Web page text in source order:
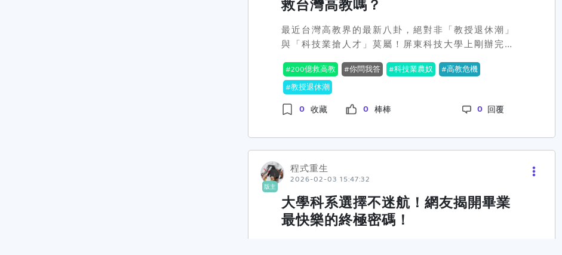
談。再者，這樣的改革會讓學術界的排名體制受到什
標雖然容易執行，但貢獻度的範圍要怎麼界定真的很
難。教育部長鄭英耀倒是提到，要多考慮研究、教
學、服務這三個面向，他認為學術的目的不單在於論
文的數字，而是更深層次的社會效益。有人說這是好
事，可以讓教育與實務貼近，甚至培養出能立即投入
產業的學生。網路上大家的反應其實也蠻有趣的。有
些人很支持這種看長遠的改革，覺得可以改變以往以
這怎麼可能真的實現，政策只不過是一層薄粉，別還
沒走幾步就又撤了」。看樣子，無論如何，這場關於
學術貢獻度的討論還有的鬧呢。🙄那麼，你覺得學術
說服了嗎？🤔
救台灣高教嗎？
最近台灣高教界的最新八卦，絕對非「教授退休潮」
與「科技業搶人才」莫屬！屏東科技大學上剛辦完的
大會，所有人都在搶著講教授退休潮和人才荒兩件
事。然後最厲害的，是政府直接砸下200億，希望能
堵住這個看似無底洞。想知道這200億能不能解救台
灣的高教？讀下去你就知道了。🙃先講背景，台灣的
上，教育部長的發言引起了不少討論，他提出要以更
讓教授能夠在業界與學界兩邊賺，這樣薪水才能上得
來嘛。👏科大校長們也有妙招，他們建議大學法應該
鬆綁，讓學校與科技業合聘人才，這樣教授就能在產
200億救高教 你問我答 科技業農奴
高教危機
教授退休潮
0 收藏 0 棒棒 0 回覆
版主
程式重生
2026-02-03 15:47:32
大學科系選擇不迷航！網友揭開畢業
最快樂的終極密碼！